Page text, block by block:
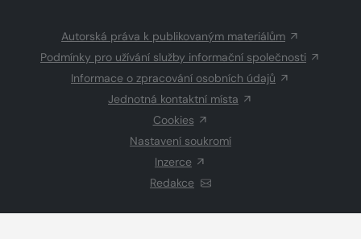
Autorská práva k publikovaným materiálům
Podmínky pro užívání služby informační společnosti
Informace o zpracování osobních údajů
Jednotná kontaktní místa
Cookies
Nastavení soukromí
Inzerce
Redakce